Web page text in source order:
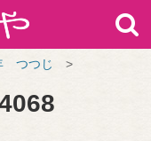
つつじ
>